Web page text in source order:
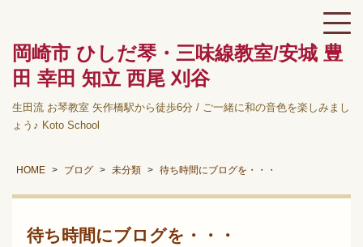
岡崎市 ひしだ琴・三味線教室/安城 豊
田 幸田 知立 西尾 刈谷
生田流 お琴教室 矢作橋駅から徒歩6分 / ご一緒に和の音色を楽しみまし
ょう♪ Koto School
HOME ブログ 未分類 待ち時間にブログを・・・
待ち時間にブログを・・・